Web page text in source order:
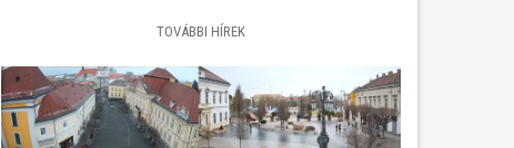
TOVÁBBI HÍREK